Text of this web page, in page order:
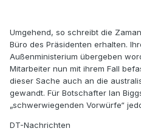
Umgehend, so schreibt die
Büro des Präsidenten erhalten.
Außenministerium übergeben
Mitarbeiter nun mit ihrem Fall
dieser Sache auch an die
gewandt. Für Botschafter Ian
„schwerwiegenden Vorwürfe“
DT-Nachrichten